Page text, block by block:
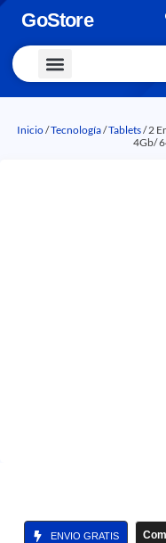
GoStore
Inicio/Tecnología/Tablets/ 2
4Gb/
ENVIO GRATIS